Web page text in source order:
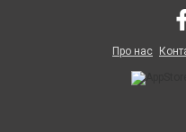
Про нас